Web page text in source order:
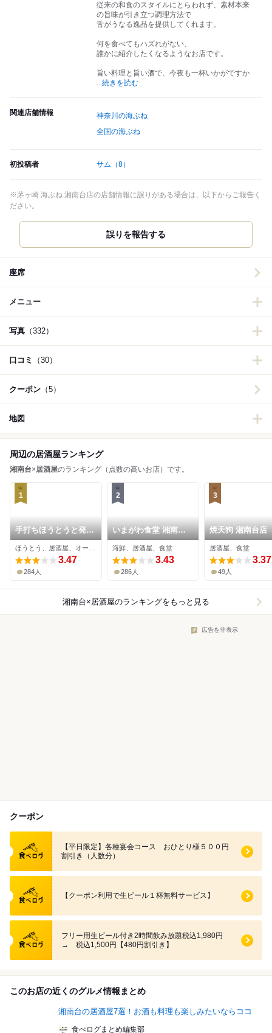
従来の和食のスタイルにとらわれず、素材本来
の旨味が引き立つ調理方法で
舌がうなる逸品を提供してくれます。
何を食べてもハズれがない、
誰かに紹介したくなるようなお店です。
旨い料理と旨い酒で、今夜も一杯いかがですか
...続きを読む
関連店舗情報
神奈川の海ぶね
全国の海ぶね
初投稿者 サム （8）
※茅ヶ崎 海ぶね 湘南台店の店舗情報に誤りがある場合は、以下からご報告く
ださい。
誤りを報告する
座席
メニュー
写真 （332）
口コミ （30）
クーポン （5）
地図
周辺の居酒屋ランキング
湘南台×居酒屋のランキング（点数の高いお店）です。
1
手打ちほうとうと発幸
料理のお店 元祖へっ
ころ谷
3.47
284人
2
いまがわ食堂 湘南台
店
海鮮、居酒屋、食堂
3.43
286人
3
焼天狗 湘南台店
居酒屋、食堂
3.37
49人
湘南台×居酒屋のランキングをもっと見る
広告を非表示
クーポン
食べログ クーポン
【平日限定】各種宴会コース おひとり様５００円
割引き（人数分）
食べログ クーポン
【クーポン利用で生ビール１杯無料サービス】
食べログ クーポン
フリー用生ビール付き2時間飲み放題税込1,980円
→ 税込1,500円【480円割引き】
このお店の近くのグルメ情報まとめ
湘南台の居酒屋7選！お酒も料理も楽しみたいならココ
食べログまとめ編集部